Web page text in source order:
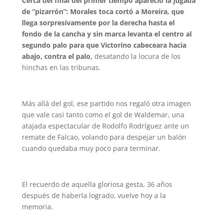
de “pizarrón”: Morales toca cortó a Moreira, que
llega sorpresivamente por la derecha hasta el
fondo de la cancha y sin marca levanta el centro al
segundo palo para que Victorino cabeceara hacia
abajo, contra el palo, desatando la locura de los
hinchas en las tribunas.
Más allá del gol, ese partido nos regaló otra imagen
que vale casi tanto como el gol de Waldemar, una
atajada espectacular de Rodolfo Rodríguez ante un
remate de Falcao, volando para despejar un balón
cuando quedaba muy poco para terminar.
El recuerdo de aquella gloriosa gesta, 36 años
después de haberla logrado, vuelve hoy a la
memoria.